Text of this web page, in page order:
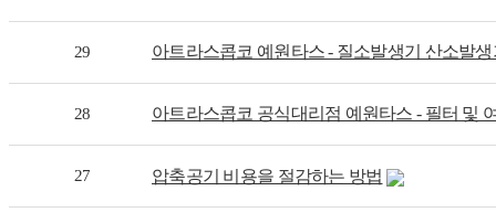
29 아트라스콥코 예원타스 - 질소발생기 산소발생
28 아트라스콥코 공식대리점 예원타스 - 필터 및
27 압축공기 비용을 절감하는 방법